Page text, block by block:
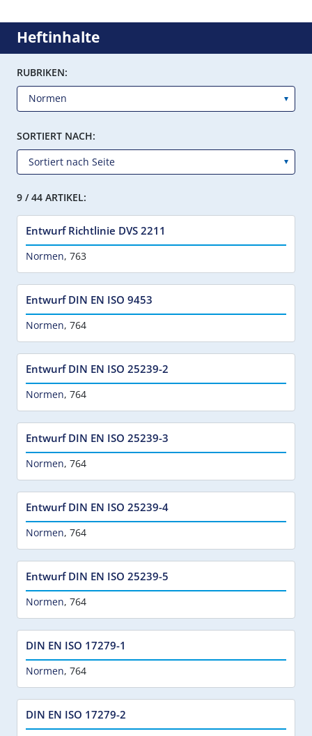
Heftinhalte
RUBRIKEN:
SORTIERT NACH:
9 / 44 ARTIKEL:
Entwurf Richtlinie DVS 2211
Normen, 763
Entwurf DIN EN ISO 9453
Normen, 764
Entwurf DIN EN ISO 25239-2
Normen, 764
Entwurf DIN EN ISO 25239-3
Normen, 764
Entwurf DIN EN ISO 25239-4
Normen, 764
Entwurf DIN EN ISO 25239-5
Normen, 764
DIN EN ISO 17279-1
Normen, 764
DIN EN ISO 17279-2